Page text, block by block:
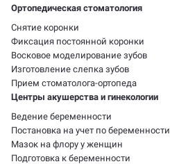
Ортопедическая стоматология
Снятие коронки
Фиксация постоянной коронки
Восковое моделирование зубов
Изготовление слепка зубов
Прием стоматолога-ортопеда
Центры акушерства и гинекологии
Ведение беременности
Постановка на учет по беременности
Мазок на флору у женщин
Подготовка к беременности